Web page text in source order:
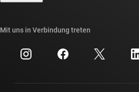
Veranstaltungen
Investorenbeziehungen
TI E2E™-Design-Support-Foren
Querverweis-Suche
Kundensupportzentrum
Häufig gestellte Fragen zu Bestellungen
Mit uns in Verbindung treten